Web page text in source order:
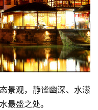
景观，静谧幽深、水潆
最盛之处。